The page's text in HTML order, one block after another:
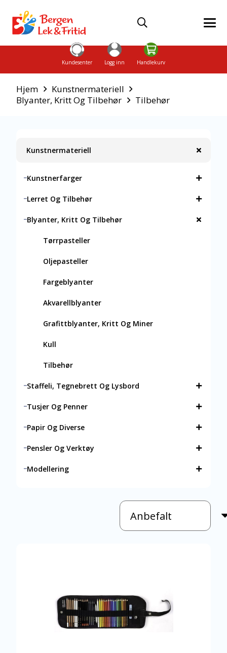
Kundesenter Logg inn Handlekurv
Hjem
Kunstnermateriell
Blyanter, Kritt Og Tilbehør
Tilbehør
Kunstnermateriell
Kunstnerfarger
Lerret Og Tilbehør
Blyanter, Kritt Og Tilbehør
Tørrpasteller
Oljepasteller
Fargeblyanter
Akvarellblyanter
Grafittblyanter, Kritt Og Miner
Kull
Tilbehør
Staffeli, Tegnebrett Og Lysbord
Tusjer Og Penner
Papir Og Diverse
Pensler Og Verktøy
Modellering